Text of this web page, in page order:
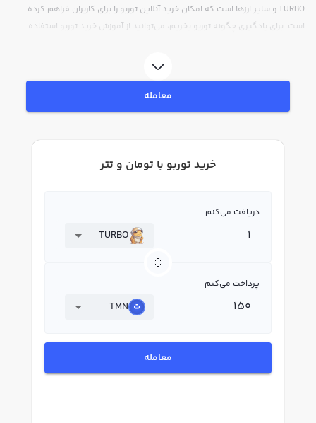
TURBO و سایر ارزها است که امکان خرید آنلاین توربو را برای کاربران فراهم کرده
است. برای یادگیری چگونه توربو بخریم، می‌توانید از آموزش خرید توربو استفاده
رابکس، قیمت لحظه‌ای، نمودار و امکانات فروش توربو نیز در دسترس شما قرار دارد تا
بتوانید تصمیمات بهتری در معاملات خود بگیرید.
معامله
خرید توربو با تومان و تتر
دریافت می‌کنم
TURBO
پرداخت می‌کنم
TMN
معامله